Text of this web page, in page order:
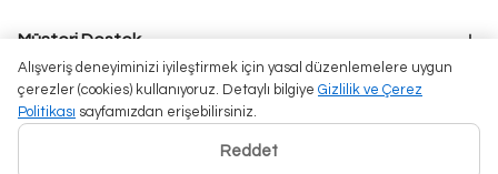
Alışveriş deneyiminizi iyileştirmek için yasal düzenlemelere uygun
çerezler (cookies) kullanıyoruz. Detaylı bilgiye Gizlilik ve Çerez
Politikası sayfamızdan erişebilirsiniz.
Reddet
Müşteri Destek